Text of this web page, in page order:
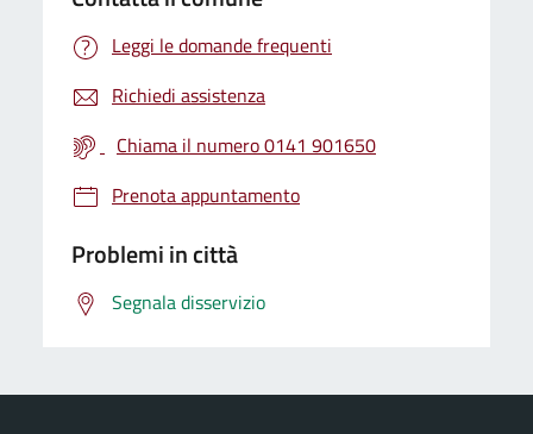
Leggi le domande frequenti
Richiedi assistenza
Chiama il numero 0141 901650
Prenota appuntamento
Problemi in città
Segnala disservizio